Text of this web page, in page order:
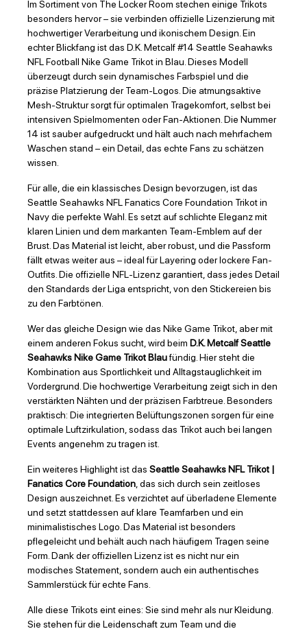
Im Sortiment von The Locker Room stechen einige Trikots
besonders hervor – sie verbinden offizielle Lizenzierung mit
hochwertiger Verarbeitung und ikonischem Design. Ein
echter Blickfang ist das D.K. Metcalf #14 Seattle Seahawks
NFL Football Nike Game Trikot in Blau. Dieses Modell
überzeugt durch sein dynamisches Farbspiel und die
präzise Platzierung der Team-Logos. Die atmungsaktive
Mesh-Struktur sorgt für optimalen Tragekomfort, selbst bei
intensiven Spielmomenten oder Fan-Aktionen. Die Nummer
14 ist sauber aufgedruckt und hält auch nach mehrfachem
Waschen stand – ein Detail, das echte Fans zu schätzen
wissen.
Für alle, die ein klassisches Design bevorzugen, ist das
Seattle Seahawks NFL Fanatics Core Foundation Trikot in
Navy die perfekte Wahl. Es setzt auf schlichte Eleganz mit
klaren Linien und dem markanten Team-Emblem auf der
Brust. Das Material ist leicht, aber robust, und die Passform
fällt etwas weiter aus – ideal für Layering oder lockere Fan-
Outfits. Die offizielle NFL-Lizenz garantiert, dass jedes Detail
den Standards der Liga entspricht, von den Stickereien bis
zu den Farbtönen.
Wer das gleiche Design wie das Nike Game Trikot, aber mit
einem anderen Fokus sucht, wird beim D.K. Metcalf Seattle
Seahawks Nike Game Trikot Blaufündig. Hier steht die
Kombination aus Sportlichkeit und Alltagstauglichkeit im
Vordergrund. Die hochwertige Verarbeitung zeigt sich in den
verstärkten Nähten und der präzisen Farbtreue. Besonders
praktisch: Die integrierten Belüftungszonen sorgen für eine
optimale Luftzirkulation, sodass das Trikot auch bei langen
Events angenehm zu tragen ist.
Ein weiteres Highlight ist das Seattle Seahawks NFL Trikot |
Fanatics Core Foundation, das sich durch sein zeitloses
Design auszeichnet. Es verzichtet auf überladene Elemente
und setzt stattdessen auf klare Teamfarben und ein
minimalistisches Logo. Das Material ist besonders
pflegeleicht und behält auch nach häufigem Tragen seine
Form. Dank der offiziellen Lizenz ist es nicht nur ein
modisches Statement, sondern auch ein authentisches
Sammlerstück für echte Fans.
Alle diese Trikots eint eines: Sie sind mehr als nur Kleidung.
Sie stehen für die Leidenschaft zum Team und die